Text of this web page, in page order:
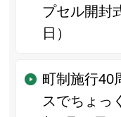
プセル開封
日）
町制施行40
スでちょっ